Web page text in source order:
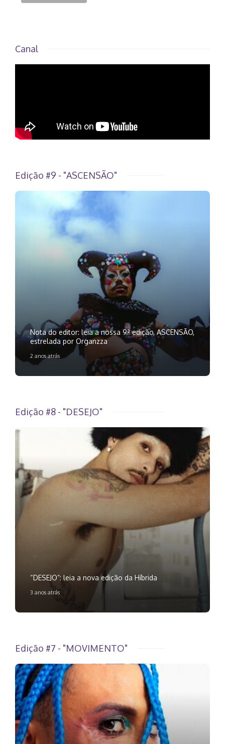
Canal
Edição #9 - "ASCENSÃO"
Nota do editor: leia a nossa 9ª edição, ASCENSÃO,
estrelada por Organzza
2 anos atrás
Edição #8 - "DESEJO"
“DESEJO”: leia a nova edição da Híbrida
3 anos atrás
Edição #7 - "MOVIMENTO"